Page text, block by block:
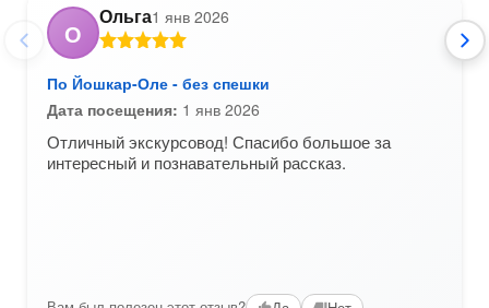
О
Ольга1 янв 2026
По Йошкар-Оле - без спешки
Дата посещения: 1 янв 2026
Отличный экскурсовод! Спасибо большое за
интересный и познавательный рассказ.